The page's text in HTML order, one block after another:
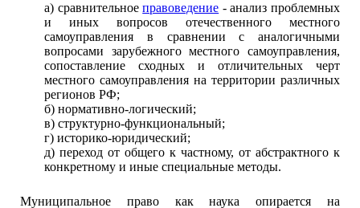
а) сравнительноеправоведение - анализ проблемных
и иных вопросов отечественного местного
самоуправления в сравнении с аналогичными
вопросами зарубежного местного самоуправления,
сопоставление сходных и отличительных черт
местного самоуправления на территории различных
регионов РФ;
б) нормативно-логический;
в) структурно-функциональный;
г) историко-юридический;
д) переход от общего к частному, от абстрактного к
конкретному и иные специальные методы.
Муниципальное право как наука опирается на